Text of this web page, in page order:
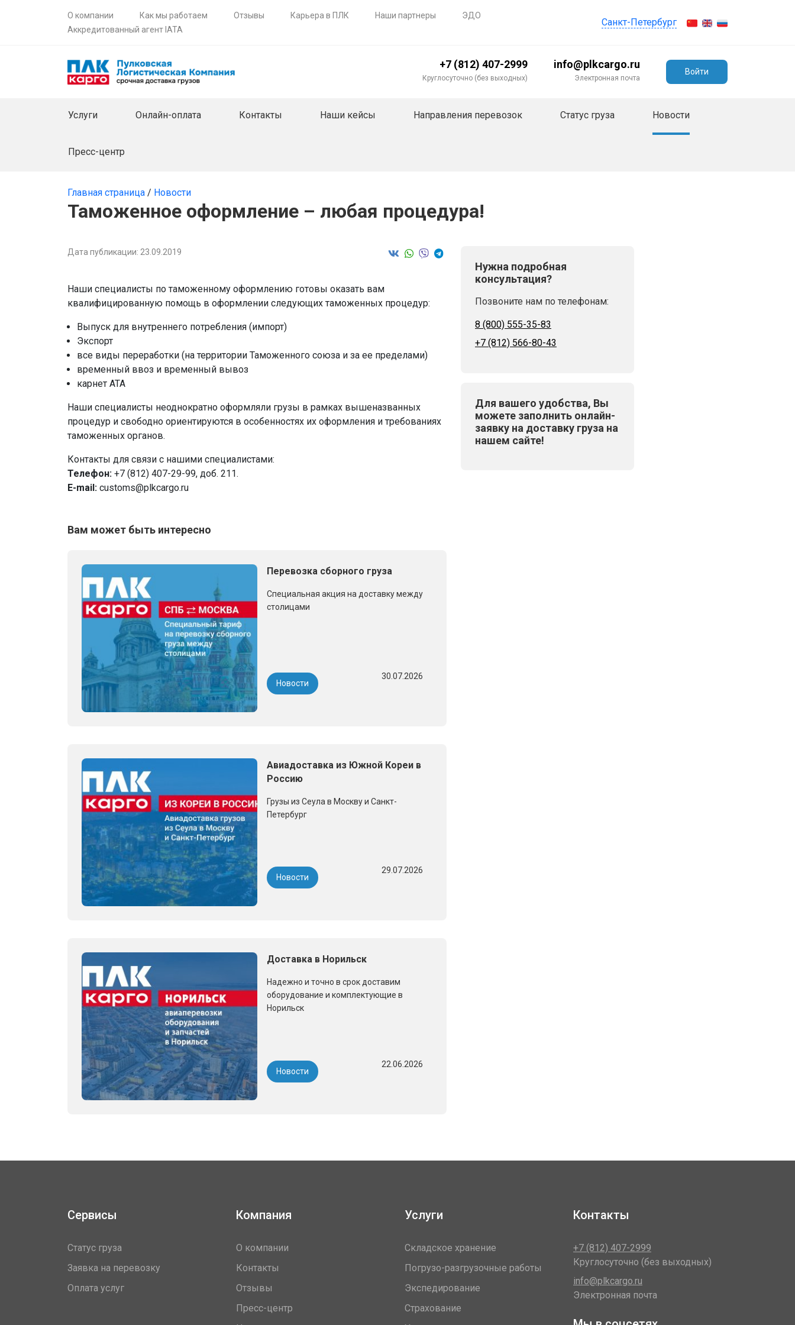
О компании Как мы работаем Отзывы Карьера в ПЛК Наши партнеры
ЭДО
Аккредитованный агент IATA
Санкт-Петербург
+7 (812) 407-2999
Круглосуточно (без выходных)
info@plkcargo.ru
Электронная почта
Войти
Услуги Онлайн-оплата Контакты Наши кейсы Направления перевозок Статус груза Новости
Пресс-центр
Главная страница / Новости
Таможенное оформление – любая процедура!
Дата публикации: 23.09.2019
Наши специалисты по таможенному оформлению готовы оказать вам
квалифицированную помощь в оформлении следующих таможенных процедур:
Выпуск для внутреннего потребления (импорт)
Экспорт
все виды переработки (на территории Таможенного союза и за ее пределами)
временный ввоз и временный вывоз
карнет АТА
Наши специалисты неоднократно оформляли грузы в рамках вышеназванных
процедур и свободно ориентируются в особенностях их оформления и требованиях
таможенных органов.
Контакты для связи с нашими специалистами:
Телефон: +7 (812) 407-29-99, доб. 211.
E-mail: customs@plkcargo.ru
Вам может быть интересно
Перевозка сборного груза
Специальная акция на доставку между
столицами
Новости
30.07.2026
Авиадоставка из Южной Кореи в
Россию
Грузы из Сеула в Москву и Санкт-
Петербург
Новости
29.07.2026
Доставка в Норильск
Надежно и точно в срок доставим
оборудование и комплектующие в
Норильск
Новости
22.06.2026
Нужна подробная
консультация?
Позвоните нам по телефонам:
8 (800) 555-35-83
+7 (812) 566-80-43
Для вашего удобства, Вы
можете заполнить онлайн-
заявку на доставку груза на
нашем сайте!
Сервисы
Статус груза
Заявка на перевозку
Оплата услуг
Компания
О компании
Контакты
Отзывы
Пресс-центр
Услуги
Складское хранение
Погрузо-разгрузочные работы
Экспедирование
Страхование
Контакты
+7 (812) 407-2999
Круглосуточно (без выходных)
info@plkcargo.ru
Электронная почта